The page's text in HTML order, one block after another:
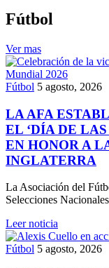
Fútbol
Ver mas
Fútbol 5 agosto, 2026
LA AFA
EL ‘DÍA DE
EN HONOR A
INGLATERRA
La Asociación del
Selecciones
Leer noticia
Fútbol 5 agosto, 2026